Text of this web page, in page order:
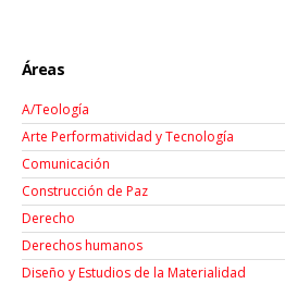
Áreas
A/Teología
Arte Performatividad y Tecnología
Comunicación
Construcción de Paz
Derecho
Derechos humanos
Diseño y Estudios de la Materialidad